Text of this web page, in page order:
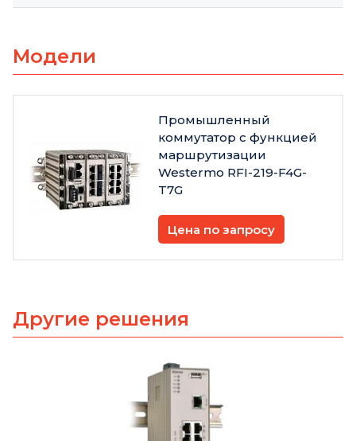
Модели
Промышленный
коммутатор с функцией
маршрутизации
Westermo RFI-219-F4G-
T7G
Цена по запросу
Другие решения